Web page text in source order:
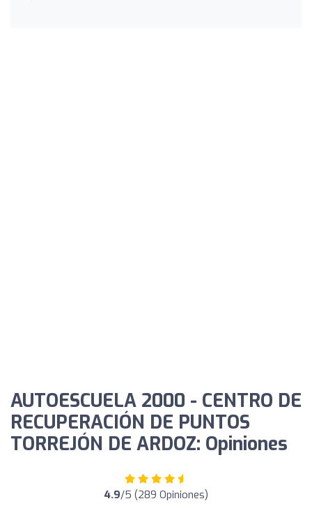
AUTOESCUELA 2000 - CENTRO DE
RECUPERACIÓN DE PUNTOS
TORREJÓN DE ARDOZ: Opiniones
4.9/5 (289 Opiniones)